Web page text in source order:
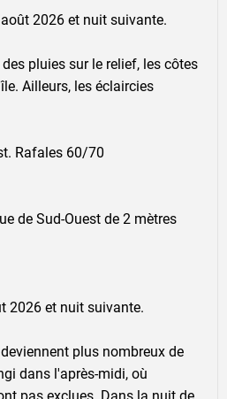
2026 et nuit suivante.
pluies sur le relief, les côtes
Ailleurs, les éclaircies
Rafales 60/70
de Sud-Ouest de 2 mètres
2026 et nuit suivante.
plus nombreux de
dans l'après-midi, où